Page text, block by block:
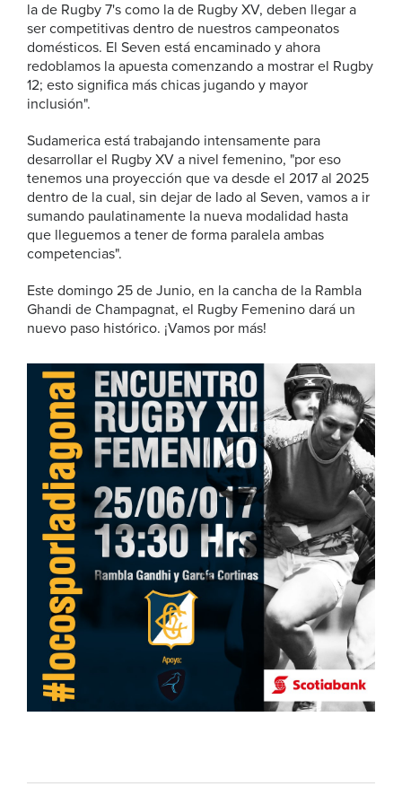
la de Rugby 7's como la de Rugby XV, deben llegar a
ser competitivas dentro de nuestros campeonatos
domésticos. El Seven está encaminado y ahora
redoblamos la apuesta comenzando a mostrar el Rugby
12; esto significa más chicas jugando y mayor
inclusión".
Sudamerica está trabajando intensamente para
desarrollar el Rugby XV a nivel femenino, "por eso
tenemos una proyección que va desde el 2017 al 2025
dentro de la cual, sin dejar de lado al Seven, vamos a ir
sumando paulatinamente la nueva modalidad hasta
que lleguemos a tener de forma paralela ambas
competencias".
Este domingo 25 de Junio, en la cancha de la Rambla
Ghandi de Champagnat, el Rugby Femenino dará un
nuevo paso histórico. ¡Vamos por más!